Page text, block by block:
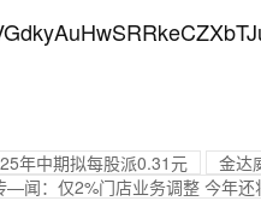
年中期拟每股派0.31元
金达
—闻：仅2%门店业务调整 今年